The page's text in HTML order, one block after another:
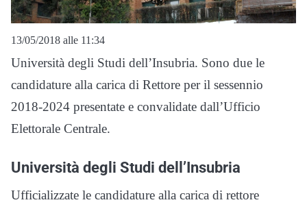
13/05/2018 alle 11:34
Università degli Studi dell’Insubria. Sono due le
candidature alla carica di Rettore per il sessennio
2018-2024 presentate e convalidate dall’Ufficio
Elettorale Centrale.
Università degli Studi dell’Insubria
Ufficializzate le candidature alla carica di rettore